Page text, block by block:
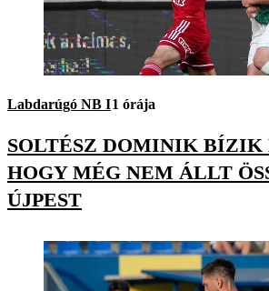
Labdarúgó NB I1 órája
SOLTÉSZ DOMINIK BÍZIK
HOGY MÉG NEM ÁLLT
ÚJPEST